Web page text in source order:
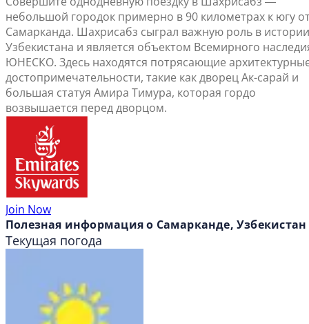
небольшой городок примерно в 90 километрах к югу
Самарканда. Шахрисабз сыграл важную роль в истории
Узбекистана и является объектом Всемирного
ЮНЕСКО. Здесь находятся потрясающие
достопримечательности, такие как дворец Ак-сарай и
большая статуя Амира Тимура, которая гордо
возвышается перед дворцом.
Join Now
Полезная информация о Самарканде, Узбекистан
Текущая погода